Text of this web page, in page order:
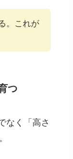
。これが
つ
なく「高さ